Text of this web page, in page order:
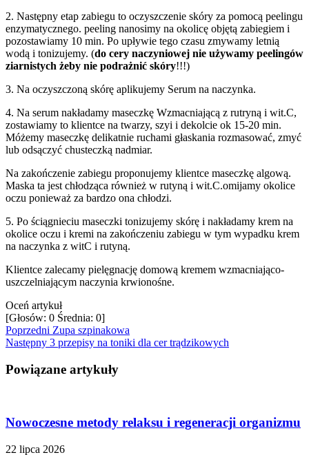
2. Następny etap zabiegu to oczyszczenie skóry za pomocą peelingu
enzymatycznego. peeling nanosimy na okolicę objętą zabiegiem i
pozostawiamy 10 min. Po upływie tego czasu zmywamy letnią
wodą i tonizujemy. (do cery naczyniowej nie używamy peelingów
ziarnistych żeby nie podrażnić skóry!!!)
3. Na oczyszczoną skórę aplikujemy Serum na naczynka.
4. Na serum nakładamy maseczkę Wzmacniającą z rutryną i wit.C,
zostawiamy to klientce na twarzy, szyi i dekolcie ok 15-20 min.
Móżemy maseczkę delikatnie ruchami głaskania rozmasować, zmyć
lub odsączyć chusteczką nadmiar.
Na zakończenie zabiegu proponujemy klientce maseczkę algową.
Maska ta jest chłodząca również w rutyną i wit.C.omijamy okolice
oczu ponieważ za bardzo ona chłodzi.
5. Po ściągnieciu maseczki tonizujemy skórę i nakładamy krem na
okolice oczu i kremi na zakończeniu zabiegu w tym wypadku krem
na naczynka z witC i rutyną.
Klientce zalecamy pielęgnację domową kremem wzmacniająco-
uszczelniającym naczynia krwionośne.
Oceń artykuł
[Głosów: 0 Średnia: 0]
Poprzedni Zupa szpinakowa
Następny 3 przepisy na toniki dla cer trądzikowych
Powiązane artykuły
Nowoczesne metody relaksu i regeneracji organizmu
22 lipca 2026